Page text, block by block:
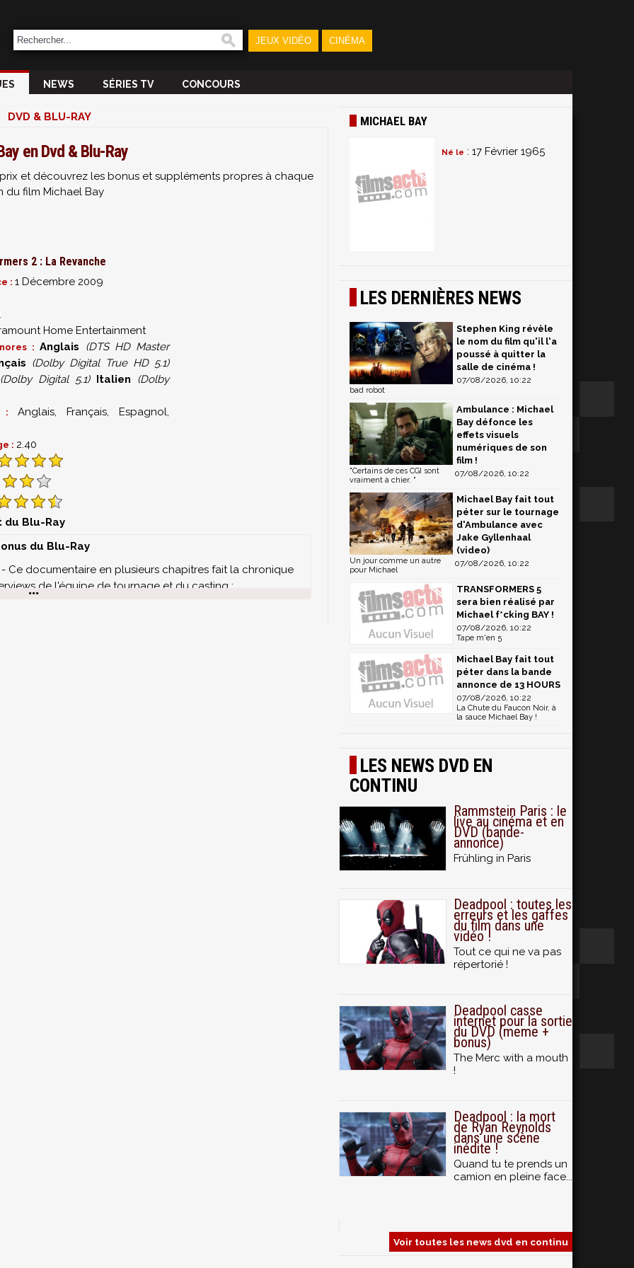
JEUX VIDÉO CINÉMA
NEWS SÉRIES TV CONCOURS
DVD & BLU-RAY
en Dvd & Blu-Ray
et découvrez les bonus et suppléments propres à chaque
du film Michael Bay
2 : La Revanche
:1 Décembre 2009
Home Entertainment
:Anglais
(DTS HD Master
(Dolby Digital True HD 5.1)
(Dolby Digital 5.1) Italien
(Dolby
:Anglais, Français, Espagnol,
: 2.40
du Blu-Ray
du Blu-Ray
Ce documentaire en plusieurs chapitres fait la chronique
de l'équipe de tournage et du casting :
MICHAEL BAY
Né le : 17 Février 1965
LES DERNIÈRES NEWS
Stephen King révèle
le nom du film qu'il l'a
poussé à quitter la
salle de cinéma !
07/08/2026, 10:22
bad robot
Ambulance : Michael
Bay défonce les
effets visuels
numériques de son
film !
07/08/2026, 10:22
"Certains de ces CGI sont
vraiment à chier. "
Michael Bay fait tout
péter sur le tournage
d'Ambulance avec
Jake Gyllenhaal
(video)
07/08/2026, 10:22
Un jour comme un autre
pour Michael
TRANSFORMERS 5
sera bien réalisé par
Michael f*cking BAY !
07/08/2026, 10:22
Tape m'en 5
Michael Bay fait tout
péter dans la bande
annonce de 13 HOURS
07/08/2026, 10:22
La Chute du Faucon Noir, à
la sauce Michael Bay !
LES NEWS DVD EN
CONTINU
Rammstein Paris : le
live au cinéma et en
DVD (bande-
annonce)
Frühling in Paris
Deadpool : toutes les
erreurs et les gaffes
du film dans une
vidéo !
Tout ce qui ne va pas
répertorié !
Deadpool casse
internet pour la sortie
du DVD (meme +
bonus)
The Merc with a mouth
!
Deadpool : la mort
de Ryan Reynolds
dans une scène
inédite !
Quand tu te prends un
camion en pleine face...
Voir toutes les news dvd en continu